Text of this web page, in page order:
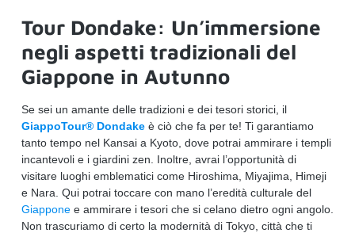
Tour Dondake: Un’immersione
negli aspetti tradizionali del
Giappone in Autunno
Se sei un amante delle tradizioni e dei tesori storici, il
GiappoTour® Dondake è ciò che fa per te! Ti garantiamo
tanto tempo nel Kansai a Kyoto, dove potrai ammirare i templi
incantevoli e i giardini zen. Inoltre, avrai l’opportunità di
visitare luoghi emblematici come Hiroshima, Miyajima, Himeji
e Nara. Qui potrai toccare con mano l’eredità culturale del
Giappone e ammirare i tesori che si celano dietro ogni angolo.
Non trascuriamo di certo la modernità di Tokyo, città che ti